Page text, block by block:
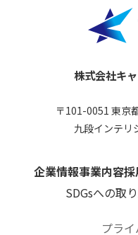
株式会社キ
〒101-0051 東京
九段インテリ
企業情報事業内容
SDGsへの取
プラ